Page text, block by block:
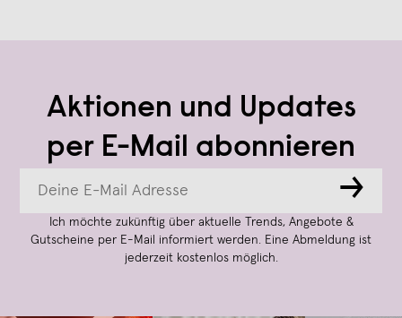
Aktionen und Updates
per E-Mail abonnieren
→
Ich möchte zukünftig über aktuelle Trends, Angebote &
Gutscheine per E-Mail informiert werden. Eine Abmeldung ist
jederzeit kostenlos möglich.